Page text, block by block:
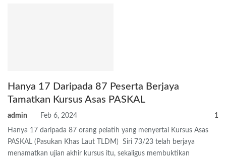
Hanya 17 Daripada 87 Peserta Berjaya
Tamatkan Kursus Asas PASKAL
admin Feb 6, 2024 1
Hanya 17 daripada 87 orang pelatih yang menyertai Kursus Asas
PASKAL (Pasukan Khas Laut TLDM) Siri 73/23 telah berjaya
menamatkan ujian akhir kursus itu, sekaligus membuktikan